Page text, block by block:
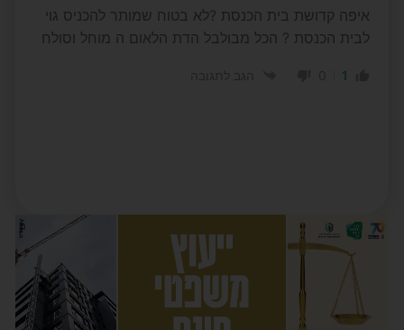
איפה קדושת בית הכנסת ?לא בטוח שמותר להכניס גוי
לבית הכנסת ? הכל מבולבל הדת הלאום ה מוחל וסולח
1